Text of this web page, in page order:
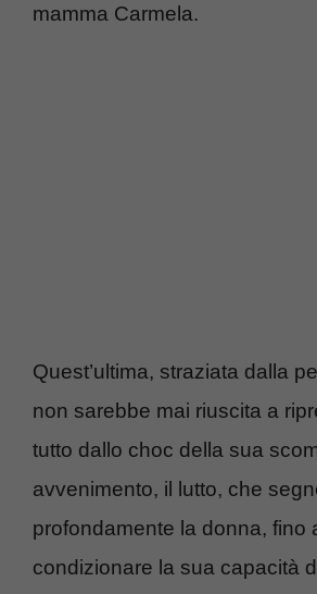
mamma Carmela.
Quest’ultima, straziata dalla
non sarebbe mai riuscita a
tutto dallo choc della sua
avvenimento, il lutto, che
profondamente la donna, fino
condizionare la sua capacità